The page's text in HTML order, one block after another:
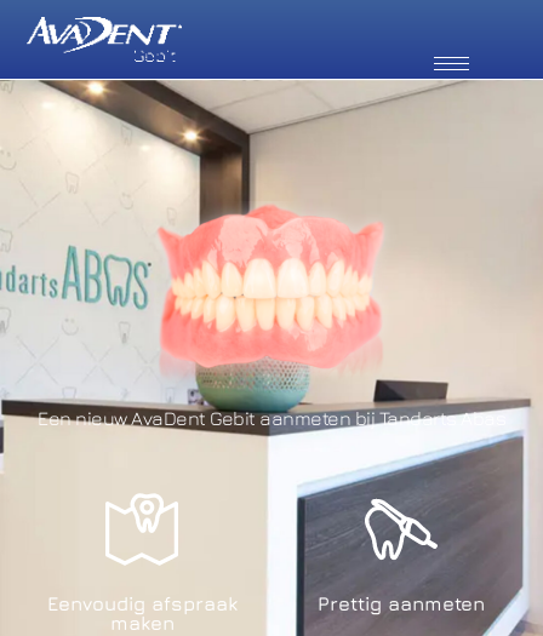
Een nieuw AvaDent Gebit aanmeten bij Tandarts Abas
Eenvoudig afspraak
maken
Prettig aanmeten